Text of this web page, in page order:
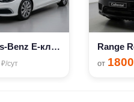
Mercedes-Benz E-класс
₽/сут
Range
от